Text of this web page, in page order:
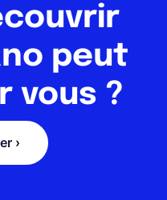
peut
vous ?
›